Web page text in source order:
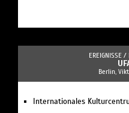
EREIGNISSE /
Berlin,
Internationales